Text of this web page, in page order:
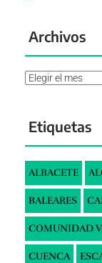
Archivos
Archivos
Etiquetas
ALBACETE
BALEARES
COMUNIDAD
CUENCA